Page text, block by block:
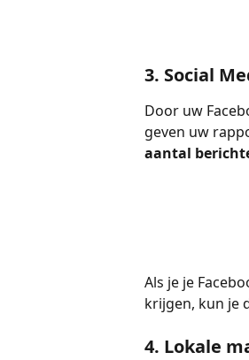
3. Social
Door uw
geven uw
aantal
Als je je
krijgen, kun je
4. Lokale